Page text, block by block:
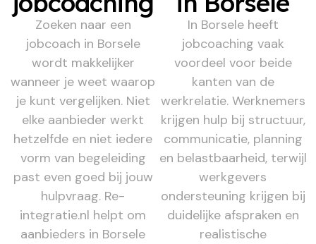
Zoeken naar een
jobcoach in Borsele
wordt makkelijker
wanneer je weet waarop
je kunt vergelijken. Niet
elke aanbieder werkt
hetzelfde en niet iedere
vorm van begeleiding
past even goed bij jouw
hulpvraag. Re-
integratie.nl helpt om
aanbieders in Borsele
In Borsele heeft
jobcoaching vaak
voordeel voor beide
kanten van de
werkrelatie. Werknemers
krijgen hulp bij structuur,
communicatie, planning
en belastbaarheid, terwijl
werkgevers
ondersteuning krijgen bij
duidelijke afspraken en
realistische